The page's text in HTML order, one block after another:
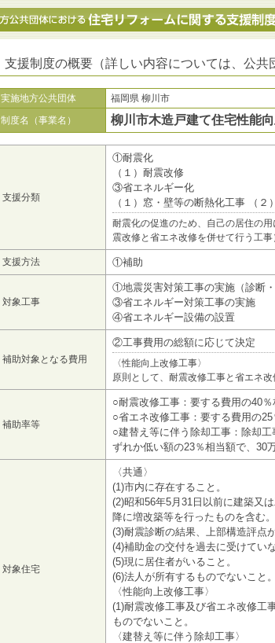
支援制度の概要（詳しい内容については、公共
実施地方公共団体
福岡県 柳川市
制度名（事業名）
柳川市木造戸建て住宅性能
支援分類
①耐震化
（１）耐震改修
③省エネルギー化
（１）窓・壁等の断熱化工事 （２
耐震化の促進のため、自己の居住の
震改修と省エネ改修を併せて行う工
支援方法 ①補助
対象工事
①地震災害対策工事の実施（診断・
③省エネルギー対策工事の実施
④省エネルギー設備の設置
補助対象となる費用
②工事費用の総額に応じて決定
〈性能向上改修工事〉
原則として、耐震改修工事と省エネ
補助率等
○耐震改修工事：要する費用の40
○省エネ改修工事：要する費用の
○建替え等に伴う除却工事：除却
ずれか低い額の23％相当額で、30
対象住宅
〈共通〉
(1)市内に存在すること。
(2)昭和56年5月31日以前に建築又
降に増改築等を行ったものを含む。
(3)耐震診断の結果、上部構造評点
(4)補助金の交付を過去に受けてい
(5)現に居住者がいること。
(6)法人が所有するものでないこと。
〈性能向上改修工事〉
(1)耐震改修工事及び省エネ改修工
ものでないこと。
〈建替え等に伴う除却工事〉